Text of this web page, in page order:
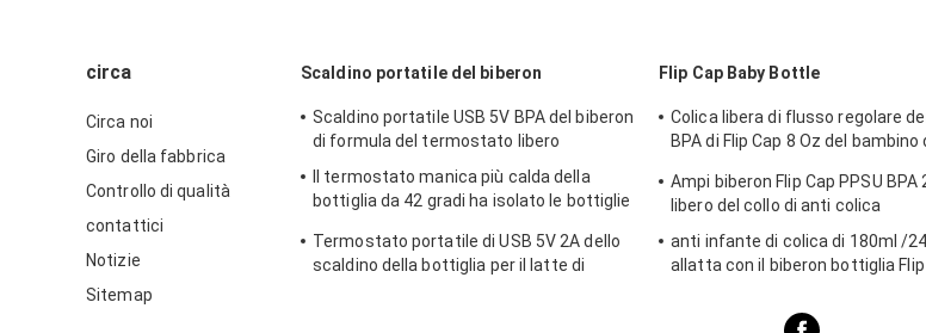
circa
Circa noi
Giro della fabbrica
Controllo di qualità
contattici
Notizie
Sitemap
Scaldino portatile del biberon
Scaldino portatile USB 5V BPA del biberon
di formula del termostato libero
Il termostato manica più calda della
bottiglia da 42 gradi ha isolato le bottiglie
Termostato portatile di USB 5V 2A dello
scaldino della bottiglia per il latte di
Flip Cap Baby Bottle
Colica libera di flusso regolare
BPA di Flip Cap 8 Oz del bambino
Ampi biberon Flip Cap PPSU BPA
libero del collo di anti colica
anti infante di colica di 180ml /
allatta con il biberon bottiglia Flip